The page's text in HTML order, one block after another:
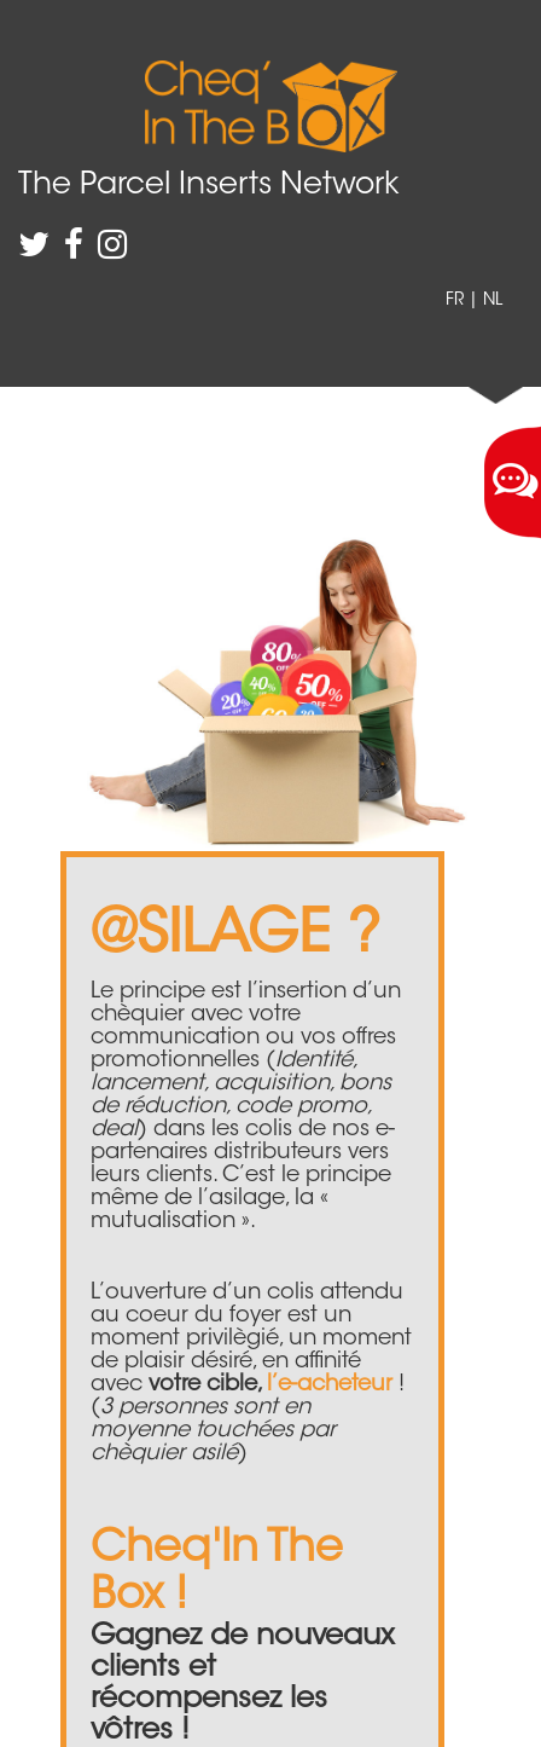
The Parcel Inserts Network
FR| NL
@SILAGE ?
Le principe est l’insertion d’un
chèquier avec votre
communication ou vos offres
promotionnelles (Identité,
lancement, acquisition, bons
de réduction, code promo,
deal) dans les colis de nos e-
partenaires distributeurs vers
leurs clients. C’est le principe
même de l’asilage, la «
mutualisation ».
L’ouverture d’un colis attendu
au coeur du foyer est un
moment privilègié, un moment
de plaisir désiré, en affinité
avec votre cible, l’e-acheteur!
(3 personnes sont en
moyenne touchées par
chèquier asilé)
Cheq'In The
Box !
Gagnez de nouveaux
clients et
récompensez les
vôtres !